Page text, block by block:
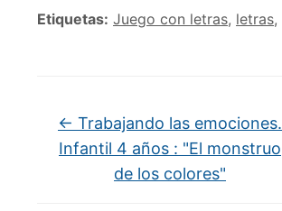
Etiquetas: Juego con letras, letras,
← Trabajando las emociones.
Infantil 4 años : "El monstruo
de los colores"